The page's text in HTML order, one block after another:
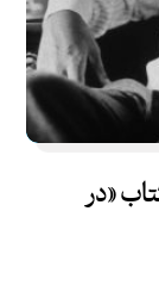
«در